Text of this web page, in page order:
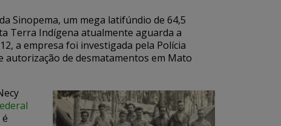
Sinopema, um mega latifúndio de 64,5
Terra Indígena atualmente aguarda a
a empresa foi investigada pela Polícia
autorização de desmatamentos em Mato